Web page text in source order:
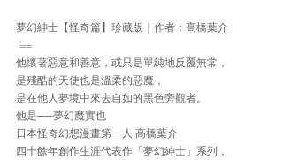
夢幻紳士【怪奇篇】珍藏版｜作者：高橋葉介
==
他懷著惡意和善意，或只是單純地反覆無常，
是殘酷的天使也是溫柔的惡魔，
是在他人夢境中來去自如的黑色旁觀者。
他是──夢幻魔實也
日本怪奇幻想漫畫第一人‧高橋葉介
四十餘年創作生涯代表作「夢幻紳士」系列，